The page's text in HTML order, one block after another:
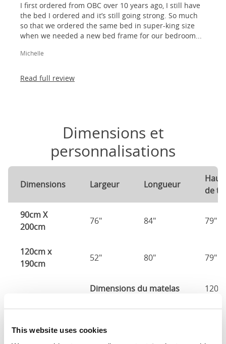
This website uses cookies
I first ordered from OBC over 10 years ago, I still have
the bed I ordered and it’s still going strong. So much
so that we ordered the same bed in super-king size
when we needed a new bed frame for our bedroom...
Michelle
Read full review
Dimensions et
personnalisations
Dimensions Largeur Longueur
de
90cm X
200cm
76" 84" 79"
120cm x
190cm
52" 80" 79"
Dimensions du matelas
190cm